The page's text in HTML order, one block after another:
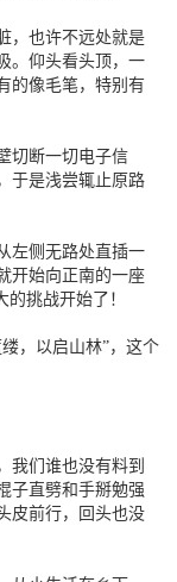
，也许不远处就是
。仰头看头顶，一
的像毛笔，特别有
切断一切电子信
于是浅尝辄止原路
左侧无路处直插一
开始向正南的一座
挑战开始了！
，以启山林”，这个
我们谁也没有料到
子直劈和手掰勉强
皮前行，回头也没